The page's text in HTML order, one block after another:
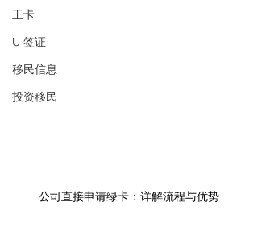
工卡
U 签证
移民信息
投资移民
公司直接申请绿卡：详解流程与优势